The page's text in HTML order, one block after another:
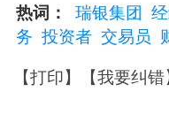
热词： 瑞银集团
务 投资者 交易员
【打印】【我要纠错